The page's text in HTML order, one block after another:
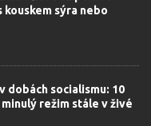
kouskem sýra nebo
dobách socialismu: 10
režim stále v živé